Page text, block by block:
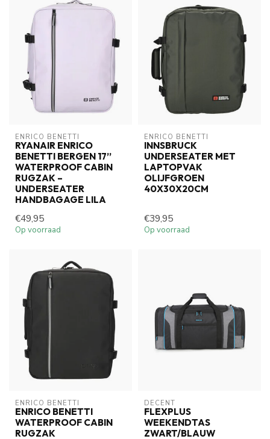
ENRICO BENETTI
RYANAIR ENRICO
BENETTI BERGEN 17’’
WATERPROOF CABIN
RUGZAK –
UNDERSEATER
HANDBAGAGE LILA
€49,95
Op voorraad
ENRICO BENETTI
INNSBRUCK
UNDERSEATER MET
LAPTOPVAK
OLIJFGROEN
40X30X20CM
€39,95
Op voorraad
ENRICO BENETTI
ENRICO BENETTI
WATERPROOF CABIN
RUGZAK
DECENT
FLEXPLUS
WEEKENDTAS
ZWART/BLAUW